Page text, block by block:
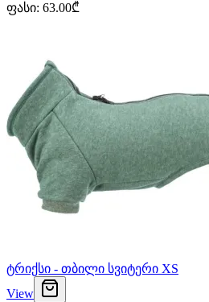
ფასი: 63.00₾
ტრიქსი - თბილი სვიტერი XS
View